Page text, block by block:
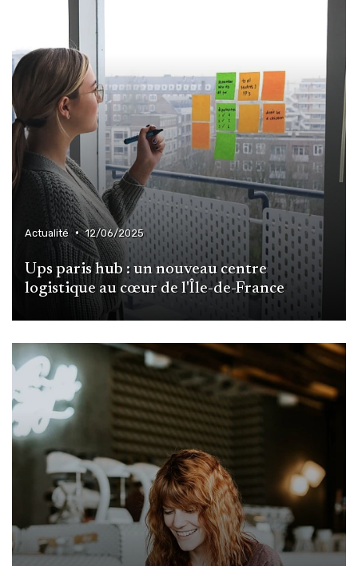
Actualité • 12/06/2025
Ups paris hub : un nouveau centre
logistique au cœur de l'Île-de-France